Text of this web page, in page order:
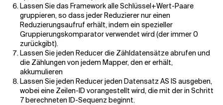
Lassen Sie das Framework alle Schlüssel+Wert-Paare
gruppieren, so dass jeder Reduzierer nur einen
Reduzierungsaufruf erhält, indem ein spezieller
Gruppierungskomparator verwendet wird (der immer 0
zurückgibt).
Lassen Sie jeden Reducer die Zähldatensätze abrufen und
die Zählungen von jedem Mapper, den er erhält,
akkumulieren
Lassen Sie jeden Reducer jeden Datensatz AS IS ausgeben,
wobei eine Zeilen-ID vorangestellt wird, die mit der in Schritt
7 berechneten ID-Sequenz beginnt.